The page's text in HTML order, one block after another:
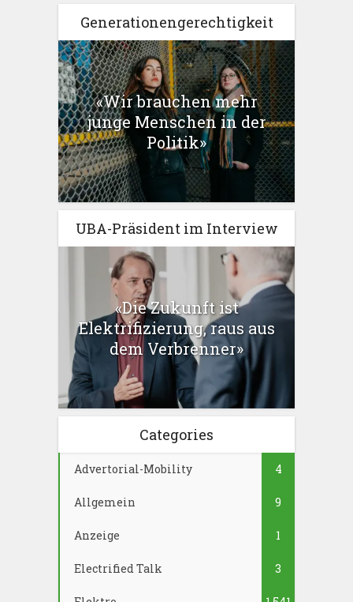
Generationengerechtigkeit
«Wir brauchen mehr
junge Menschen in der
Politik»
UBA-Präsident im Interview
«Die Zukunft ist
Elektrifizierung, raus aus
dem Verbrenner»
Categories
Advertorial-Mobility 4
Allgemein 9
Anzeige 1
Electrified Talk 3